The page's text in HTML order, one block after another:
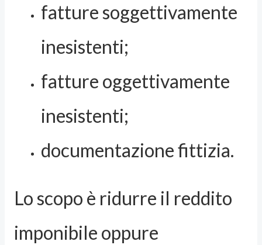
fatture soggettivamente
inesistenti;
fatture oggettivamente
inesistenti;
documentazione fittizia.
Lo scopo è ridurre il reddito
imponibile oppure